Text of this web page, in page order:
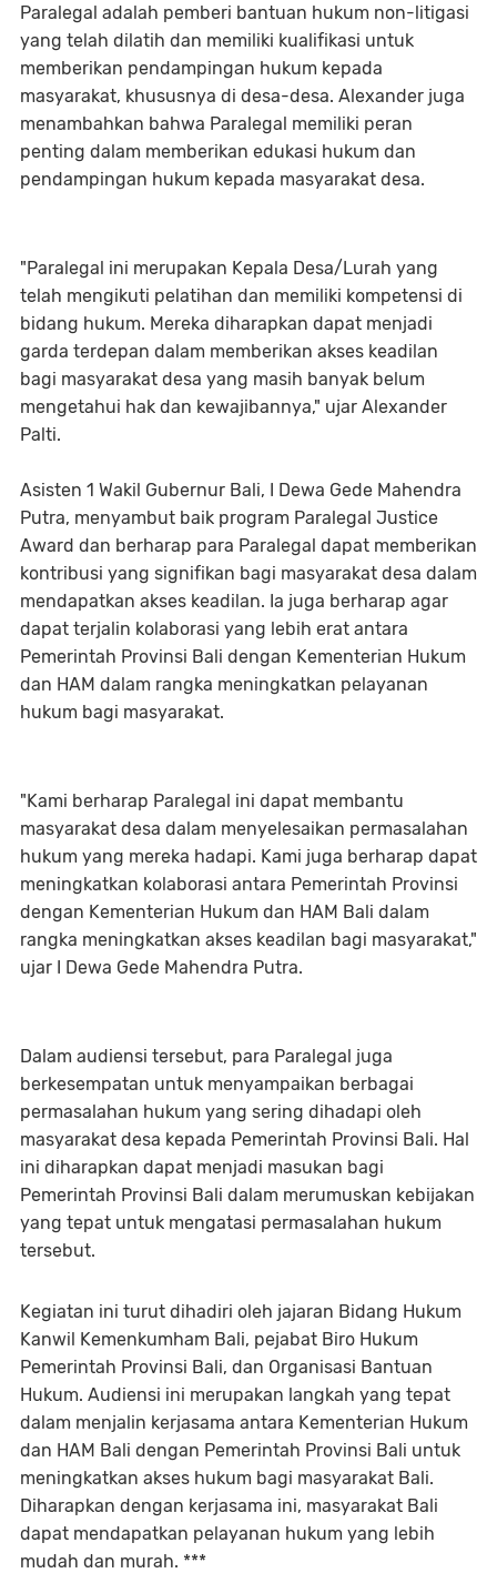
Paralegal adalah pemberi bantuan hukum non-litigasi
yang telah dilatih dan memiliki kualifikasi untuk
memberikan pendampingan hukum kepada
masyarakat, khususnya di desa-desa. Alexander juga
menambahkan bahwa Paralegal memiliki peran
penting dalam memberikan edukasi hukum dan
pendampingan hukum kepada masyarakat desa.
"Paralegal ini merupakan Kepala Desa/Lurah yang
telah mengikuti pelatihan dan memiliki kompetensi di
bidang hukum. Mereka diharapkan dapat menjadi
garda terdepan dalam memberikan akses keadilan
bagi masyarakat desa yang masih banyak belum
mengetahui hak dan kewajibannya," ujar Alexander
Palti.
Asisten 1 Wakil Gubernur Bali, I Dewa Gede Mahendra
Putra, menyambut baik program Paralegal Justice
Award dan berharap para Paralegal dapat memberikan
kontribusi yang signifikan bagi masyarakat desa dalam
mendapatkan akses keadilan. Ia juga berharap agar
dapat terjalin kolaborasi yang lebih erat antara
Pemerintah Provinsi Bali dengan Kementerian Hukum
dan HAM dalam rangka meningkatkan pelayanan
hukum bagi masyarakat.
"Kami berharap Paralegal ini dapat membantu
masyarakat desa dalam menyelesaikan permasalahan
hukum yang mereka hadapi. Kami juga berharap dapat
meningkatkan kolaborasi antara Pemerintah Provinsi
dengan Kementerian Hukum dan HAM Bali dalam
rangka meningkatkan akses keadilan bagi masyarakat,"
ujar I Dewa Gede Mahendra Putra.
Dalam audiensi tersebut, para Paralegal juga
berkesempatan untuk menyampaikan berbagai
permasalahan hukum yang sering dihadapi oleh
masyarakat desa kepada Pemerintah Provinsi Bali. Hal
ini diharapkan dapat menjadi masukan bagi
Pemerintah Provinsi Bali dalam merumuskan kebijakan
yang tepat untuk mengatasi permasalahan hukum
tersebut.
Kegiatan ini turut dihadiri oleh jajaran Bidang Hukum
Kanwil Kemenkumham Bali, pejabat Biro Hukum
Pemerintah Provinsi Bali, dan Organisasi Bantuan
Hukum. Audiensi ini merupakan langkah yang tepat
dalam menjalin kerjasama antara Kementerian Hukum
dan HAM Bali dengan Pemerintah Provinsi Bali untuk
meningkatkan akses hukum bagi masyarakat Bali.
Diharapkan dengan kerjasama ini, masyarakat Bali
dapat mendapatkan pelayanan hukum yang lebih
mudah dan murah. ***